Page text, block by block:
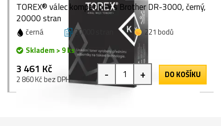
TOREX® válec kompatibilní s Brother DR-3000, černý,
20000 stran
černá 20000 stran
221 bodů
Skladem > 9 ks
3 461 Kč
2 860 Kč bez DPH - + DO KOŠÍKU